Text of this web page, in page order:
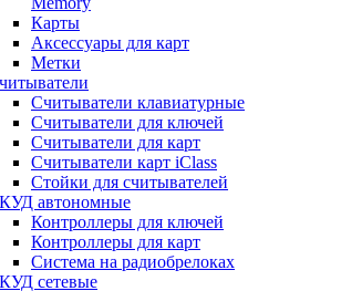
Карты
Аксессуары для карт
Метки
Считыватели клавиатурные
Считыватели для ключей
Считыватели для карт
Считыватели карт iClass
Стойки для считывателей
автономные
Контроллеры для ключей
Контроллеры для карт
Система на радиобрелоках
сетевые